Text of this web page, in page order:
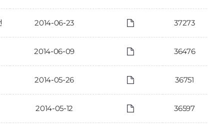
2014-06-23 37273
2014-06-09 36476
2014-05-26 36751
2014-05-12 36597